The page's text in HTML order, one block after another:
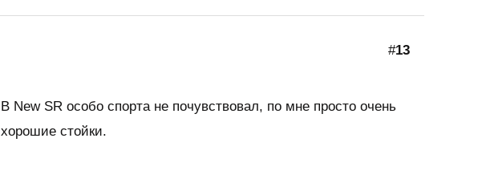
#13
В New SR особо спорта не почувствовал, по мне просто очень
хорошие стойки.